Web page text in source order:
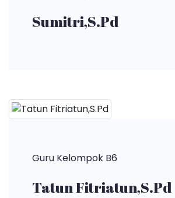
Sumitri,S.Pd
Guru Kelompok B6
Tatun Fitriatun,S.Pd